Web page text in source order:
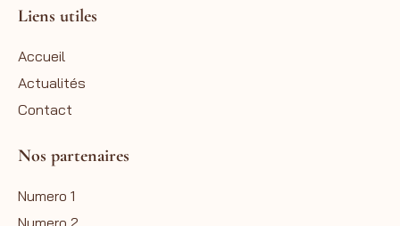
Liens utiles
Accueil
Actualités
Contact
Nos partenaires
Numero 1